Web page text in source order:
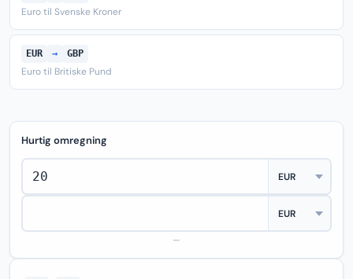
Euro til Svenske Kroner
EUR → GBP
Euro til Britiske Pund
Hurtig omregning
—